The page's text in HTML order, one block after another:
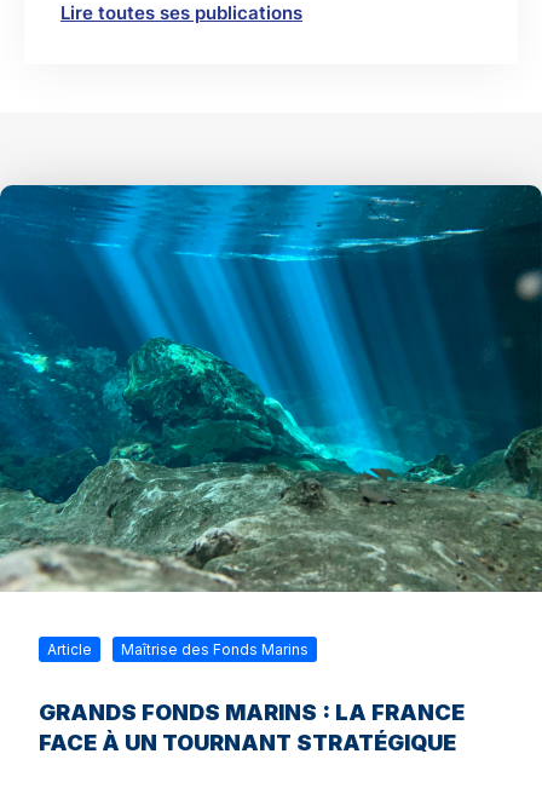
Lire toutes ses publications
Article Maîtrise des Fonds Marins
GRANDS FONDS MARINS : LA FRANCE
FACE À UN TOURNANT STRATÉGIQUE